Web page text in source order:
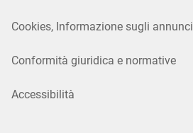
Cookies, Informazione sugli annunci
Conformità giuridica e normative
Accessibilità